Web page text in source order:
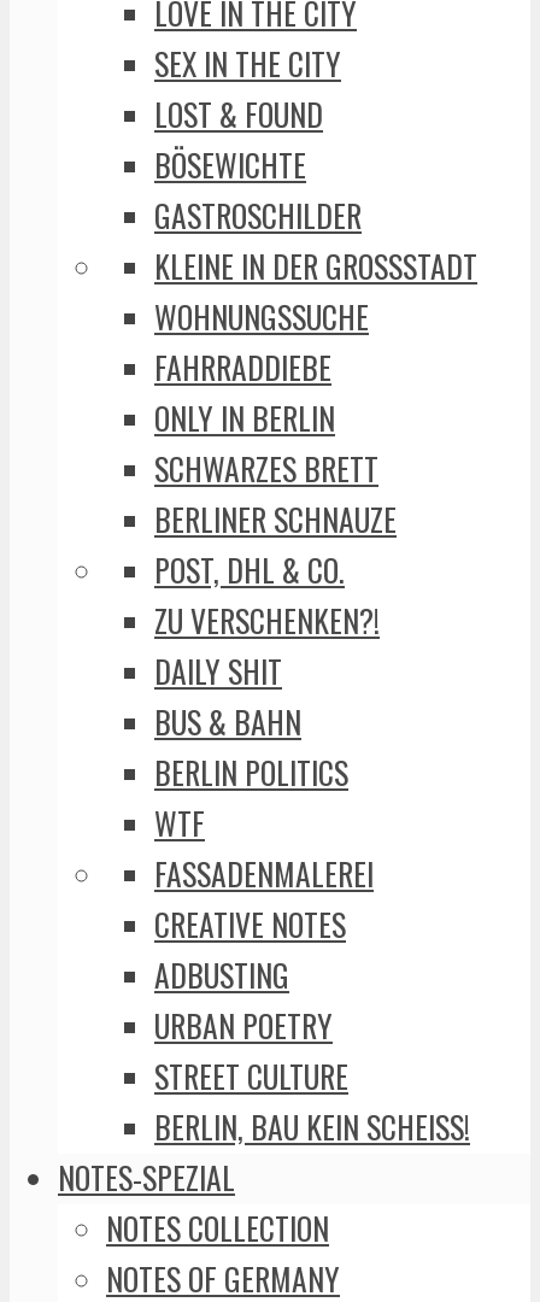
LOVE IN THE CITY
SEX IN THE CITY
LOST & FOUND
BÖSEWICHTE
GASTROSCHILDER
KLEINE IN DER GROSSSTADT
WOHNUNGSSUCHE
FAHRRADDIEBE
ONLY IN BERLIN
SCHWARZES BRETT
BERLINER SCHNAUZE
POST, DHL & CO.
ZU VERSCHENKEN?!
DAILY SHIT
BUS & BAHN
BERLIN POLITICS
WTF
FASSADENMALEREI
CREATIVE NOTES
ADBUSTING
URBAN POETRY
STREET CULTURE
BERLIN, BAU KEIN SCHEISS!
NOTES-SPEZIAL
NOTES COLLECTION
NOTES OF GERMANY